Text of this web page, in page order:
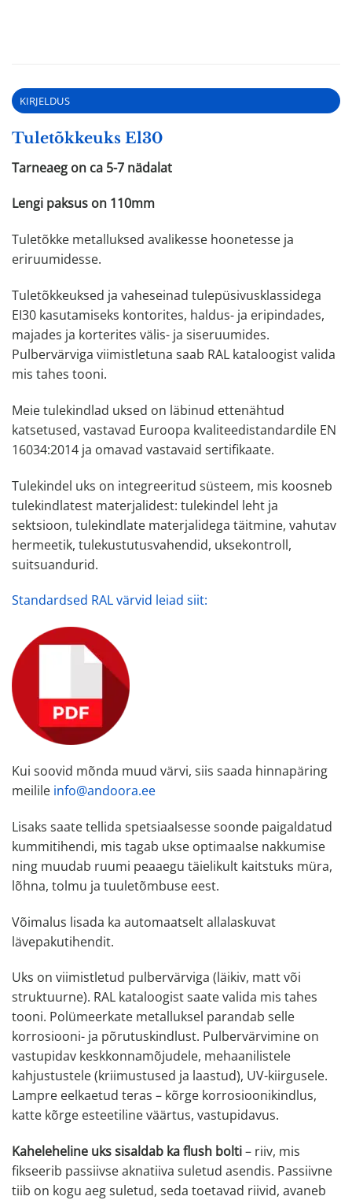
KIRJELDUS
Tuletõkkeuks El30
Tarneaeg on ca 5-7 nädalat
Lengi paksus on 110mm
Tuletõkke metalluksed avalikesse hoonetesse ja
eriruumidesse.
Tuletõkkeuksed ja vaheseinad tulepüsivusklassidega
EI30 kasutamiseks kontorites, haldus- ja eripindades,
majades ja korterites välis- ja siseruumides.
Pulbervärviga viimistletuna saab RAL kataloogist valida
mis tahes tooni.
Meie tulekindlad uksed on läbinud ettenähtud
katsetused, vastavad Euroopa kvaliteedistandardile EN
16034:2014 ja omavad vastavaid sertifikaate.
Tulekindel uks on integreeritud süsteem, mis koosneb
tulekindlatest materjalidest: tulekindel leht ja
sektsioon, tulekindlate materjalidega täitmine, vahutav
hermeetik, tulekustutusvahendid, uksekontroll,
suitsuandurid.
Standardsed RAL värvid leiad siit:
Kui soovid mõnda muud värvi, siis saada hinnapäring
meilile info@andoora.ee
Lisaks saate tellida spetsiaalsesse soonde paigaldatud
kummitihendi, mis tagab ukse optimaalse nakkumise
ning muudab ruumi peaaegu täielikult kaitstuks müra,
lõhna, tolmu ja tuuletõmbuse eest.
Võimalus lisada ka automaatselt allalaskuvat
lävepakutihendit.
Uks on viimistletud pulbervärviga (läikiv, matt või
struktuurne). RAL kataloogist saate valida mis tahes
tooni. Polümeerkate metalluksel parandab selle
korrosiooni- ja põrutuskindlust. Pulbervärvimine on
vastupidav keskkonnamõjudele, mehaanilistele
kahjustustele (kriimustused ja laastud), UV-kiirgusele.
Lampre eelkaetud teras – kõrge korrosioonikindlus,
katte kõrge esteetiline väärtus, vastupidavus.
Kaheleheline uks sisaldab ka flush bolti– riiv, mis
fikseerib passiivse aknatiiva suletud asendis. Passiivne
tiib on kogu aeg suletud, seda toetavad riivid, avaneb